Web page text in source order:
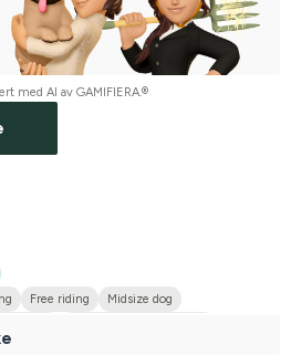
med AI av GAMIFIERA.®
Free riding
Midsize dog